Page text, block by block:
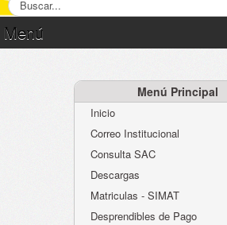
Menú
Atención al Ciudadano
Instituciones Educativas
Despacho Secretaría
Menú Principal
Inicio
Correo Institucional
Consulta SAC
Descargas
Matriculas - SIMAT
Desprendibles de Pago